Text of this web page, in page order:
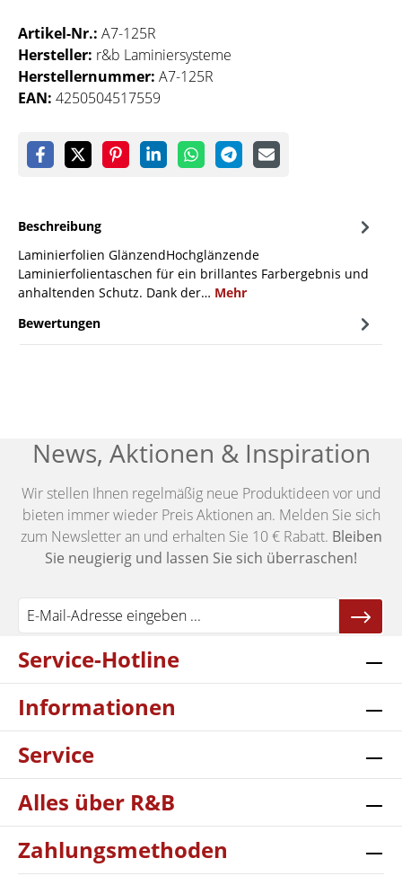
Artikel-Nr.: A7-125R
Hersteller: r&b Laminiersysteme
Herstellernummer: A7-125R
EAN: 4250504517559
Beschreibung
Laminierfolien GlänzendHochglänzende
Laminierfolientaschen für ein brillantes Farbergebnis und
anhaltenden Schutz. Dank der… Mehr
Bewertungen
News, Aktionen & Inspiration
Wir stellen Ihnen regelmäßig neue Produktideen vor und
bieten immer wieder Preis Aktionen an. Melden Sie sich
zum Newsletter an und erhalten Sie 10 € Rabatt. Bleiben
Sie neugierig und lassen Sie sich überraschen!
Service-Hotline
Informationen
Service
Alles über R&B
Zahlungsmethoden